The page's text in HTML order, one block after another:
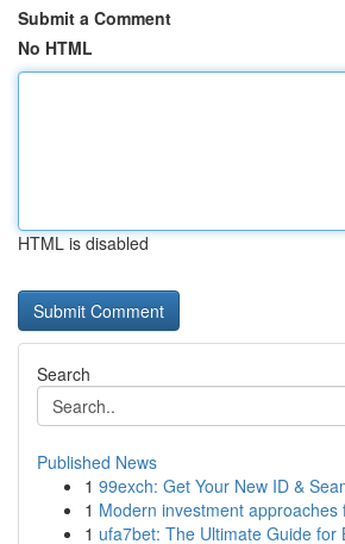
Submit a Comment
No HTML
HTML is disabled
Search
Published News
1 99exch: Get Your New ID &
1 Modern investment approaches
1 ufa7bet: The Ultimate Guide for